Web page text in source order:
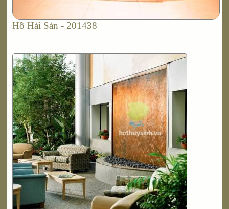
Hồ Hải Sản - 201438